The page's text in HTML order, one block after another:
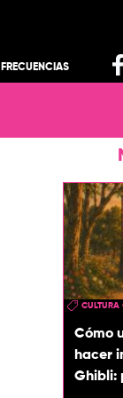
FRECUENCIAS
CULTURA
Cómo
hacer
Ghibli: